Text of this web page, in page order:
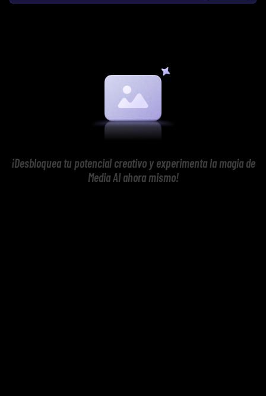
¡Desbloquea tu potencial creativo y experimenta la magia de
Media AI ahora mismo!